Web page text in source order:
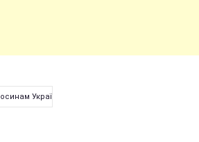
України і Росії